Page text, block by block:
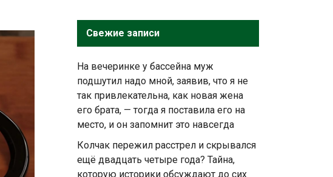
Свежие записи
На вечеринке у бассейна муж
подшутил надо мной, заявив, что я не
так привлекательна, как новая жена
его брата, — тогда я поставила его на
место, и он запомнит это навсегда
Колчак пережил расстрел и скрывался
ещё двадцать четыре года? Тайна,
которую историки обсуждают до сих